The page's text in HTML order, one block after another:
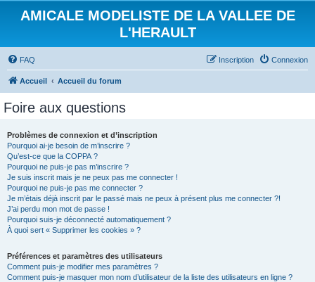
AMICALE MODELISTE DE LA VALLEE DE
L'HERAULT
FAQ Connexion
Inscription
Accueil Accueil du forum
Foire aux questions
Problèmes de connexion et d’inscription
Pourquoi ai-je besoin de m’inscrire ?
Qu’est-ce que la COPPA ?
Pourquoi ne puis-je pas m’inscrire ?
Je suis inscrit mais je ne peux pas me connecter !
Pourquoi ne puis-je pas me connecter ?
Je m’étais déjà inscrit par le passé mais ne peux à présent plus me connecter ?!
J’ai perdu mon mot de passe !
Pourquoi suis-je déconnecté automatiquement ?
À quoi sert « Supprimer les cookies » ?
Préférences et paramètres des utilisateurs
Comment puis-je modifier mes paramètres ?
Comment puis-je masquer mon nom d’utilisateur de la liste des utilisateurs en ligne ?